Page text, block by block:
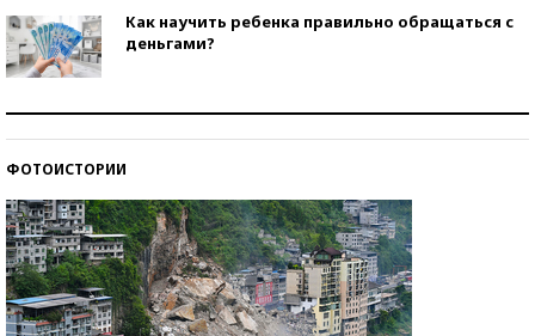
Как научить ребенка правильно обращаться с
деньгами?
ФОТОИСТОРИИ